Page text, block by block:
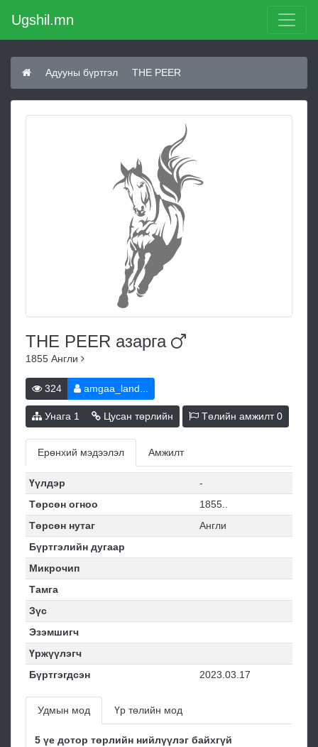
Ugshil.mn
Адууны бүртгэл THE PEER
THE PEER азарга
1855 Англи
324 amgaa_land...
Унага 1 Цусан төрлийн Төлийн амжилт0
Ерөнхий мэдээлэл Амжилт
Үүлдэр
-
Төрсөн огноо
1855..
Төрсөн нутаг
Англи
Бүртгэлийн дугаар
Микрочип
Тамга
Зүс
Эзэмшигч
Үржүүлэгч
Бүртгэгдсэн
2023.03.17
Удмын мод Үр төлийн мод
5 үе дотор төрлийн нийлүүлэг байхгүй